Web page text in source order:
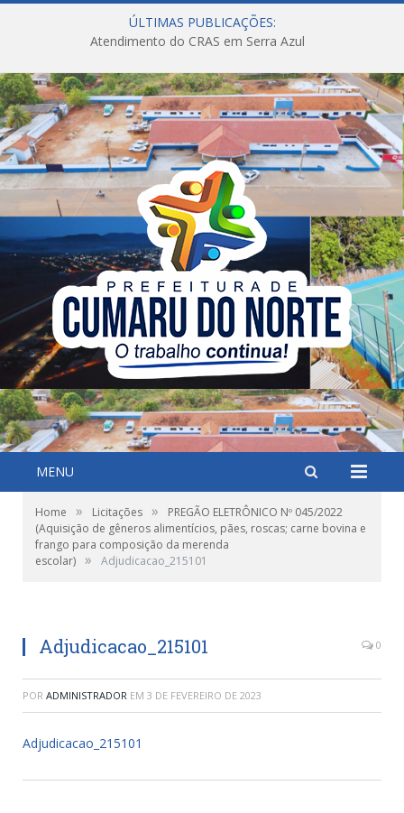
ÚLTIMAS PUBLICAÇÕES:
Atendimento do CRAS em Serra Azul
MENU
Home » Licitações »
PREGÃO ELETRÔNICO Nº 045/2022
(Aquisição de gêneros alimentícios, pães, roscas; carne bovina e
frango para composição da merenda
escolar) » Adjudicacao_215101
Adjudicacao_215101 0
POR ADMINISTRADOR EM 3 DE FEVEREIRO DE 2023
Adjudicacao_215101